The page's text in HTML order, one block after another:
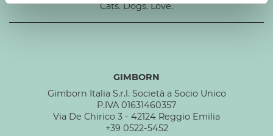
Cats. Dogs. Love.
GIMBORN
Gimborn Italia S.r.l. Società a Socio Unico
P.IVA 01631460357
Via De Chirico 3 - 42124 Reggio Emilia
+39 0522-5452